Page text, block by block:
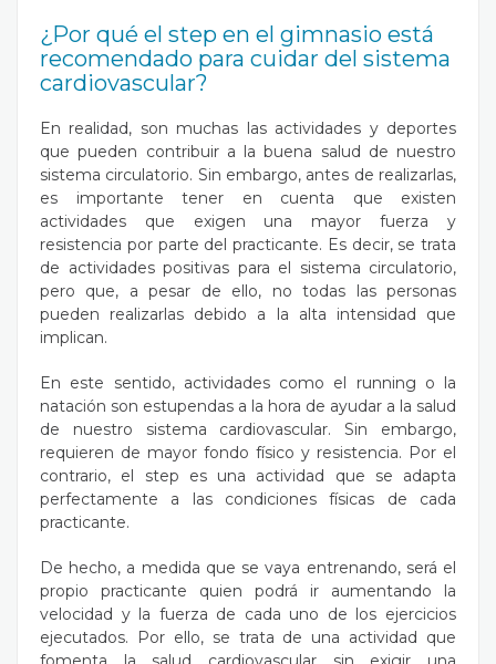
¿Por qué el step en el gimnasio está
recomendado para cuidar del sistema
cardiovascular?
En realidad, son muchas las actividades y deportes
que pueden contribuir a la buena salud de nuestro
sistema circulatorio. Sin embargo, antes de realizarlas,
es importante tener en cuenta que existen
actividades que exigen una mayor fuerza y
resistencia por parte del practicante. Es decir, se trata
de actividades positivas para el sistema circulatorio,
pero que, a pesar de ello, no todas las personas
pueden realizarlas debido a la alta intensidad que
implican.
En este sentido, actividades como el running o la
natación son estupendas a la hora de ayudar a la salud
de nuestro sistema cardiovascular. Sin embargo,
requieren de mayor fondo físico y resistencia. Por el
contrario, el step es una actividad que se adapta
perfectamente a las condiciones físicas de cada
practicante.
De hecho, a medida que se vaya entrenando, será el
propio practicante quien podrá ir aumentando la
velocidad y la fuerza de cada uno de los ejercicios
ejecutados. Por ello, se trata de una actividad que